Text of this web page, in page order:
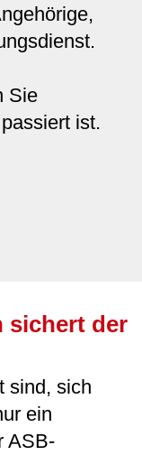
Sie
ist.
sichert der
sind, sich
ein
ASB-